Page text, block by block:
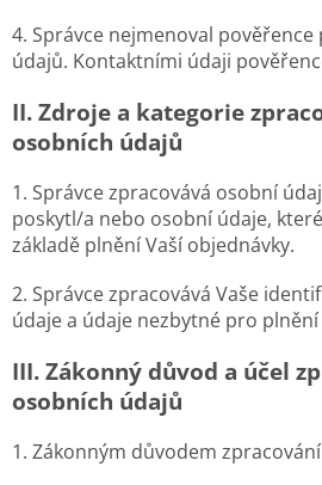
4. Správce nejmenoval
údajů. Kontaktními údaji
II. Zdroje a kategorie
osobních údajů
1. Správce zpracovává osobní
poskytl/a nebo osobní údaje,
základě plnění Vaší objednávky.
2. Správce zpracovává Vaše
údaje a údaje nezbytné pro
III. Zákonný důvod a účel
osobních údajů
1. Zákonným důvodem